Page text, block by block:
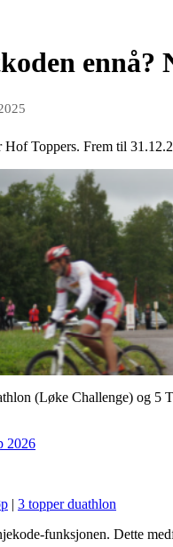
ennå?
Toppers. Frem til
(Løke Challenge) og 5
2026
| 3 topper duathlon
funksjonen. Dette